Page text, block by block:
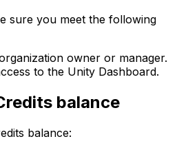
sure you meet the following
owner or manager.
to the Unity Dashboard.
balance
balance: